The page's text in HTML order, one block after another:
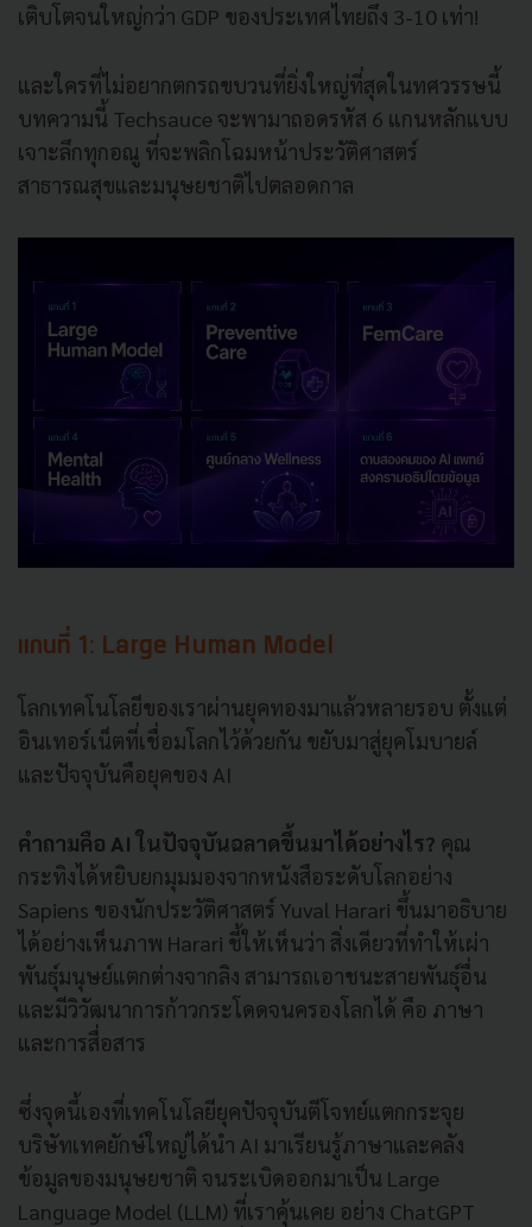
เติบโตจนใหญ่กว่า GDP ของประเทศไทยถึง 3-10 เท่า!
และใครที่ไม่อยากตกรถขบวนที่ยิ่งใหญ่ที่สุดในทศวรรษนี้
บทความนี้ Techsauce จะพามาถอดรหัส 6 แกนหลักแบบ
เจาะลึกทุกอณู ที่จะพลิกโฉมหน้าประวัติศาสตร์
สาธารณสุขและมนุษยชาติไปตลอดกาล
แกนที่ 1: Large Human Model
โลกเทคโนโลยีของเราผ่านยุคทองมาแล้วหลายรอบ ตั้งแต่
อินเทอร์เน็ตที่เชื่อมโลกไว้ด้วยกัน ขยับมาสู่ยุคโมบายล์
และปัจจุบันคือยุคของ AI
คำถามคือ AI ในปัจจุบันฉลาดขึ้นมาได้อย่างไร? คุณ
กระทิงได้หยิบยกมุมมองจากหนังสือระดับโลกอย่าง
Sapiens ของนักประวัติศาสตร์ Yuval Harari ขึ้นมาอธิบาย
ได้อย่างเห็นภาพ Harari ชี้ให้เห็นว่า สิ่งเดียวที่ทำให้เผ่า
พันธุ์มนุษย์แตกต่างจากลิง สามารถเอาชนะสายพันธุ์อื่น
และมีวิวัฒนาการก้าวกระโดดจนครองโลกได้ คือ ภาษา
และการสื่อสาร
ซึ่งจุดนี้เองที่เทคโนโลยียุคปัจจุบันตีโจทย์แตกกระจุย
บริษัทเทคยักษ์ใหญ่ได้นำ AI มาเรียนรู้ภาษาและคลัง
ข้อมูลของมนุษยชาติ จนระเบิดออกมาเป็น Large
Language Model (LLM) ที่เราคุ้นเคย อย่าง ChatGPT